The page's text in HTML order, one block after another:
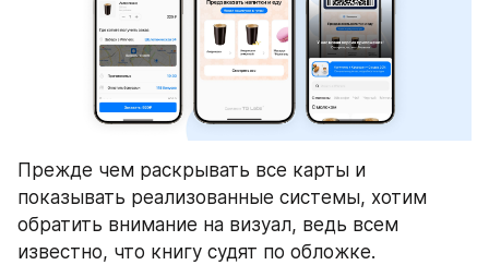
Прежде чем раскрывать все карты и
показывать реализованные системы, хотим
обратить внимание на визуал, ведь всем
известно, что книгу судят по обложке.